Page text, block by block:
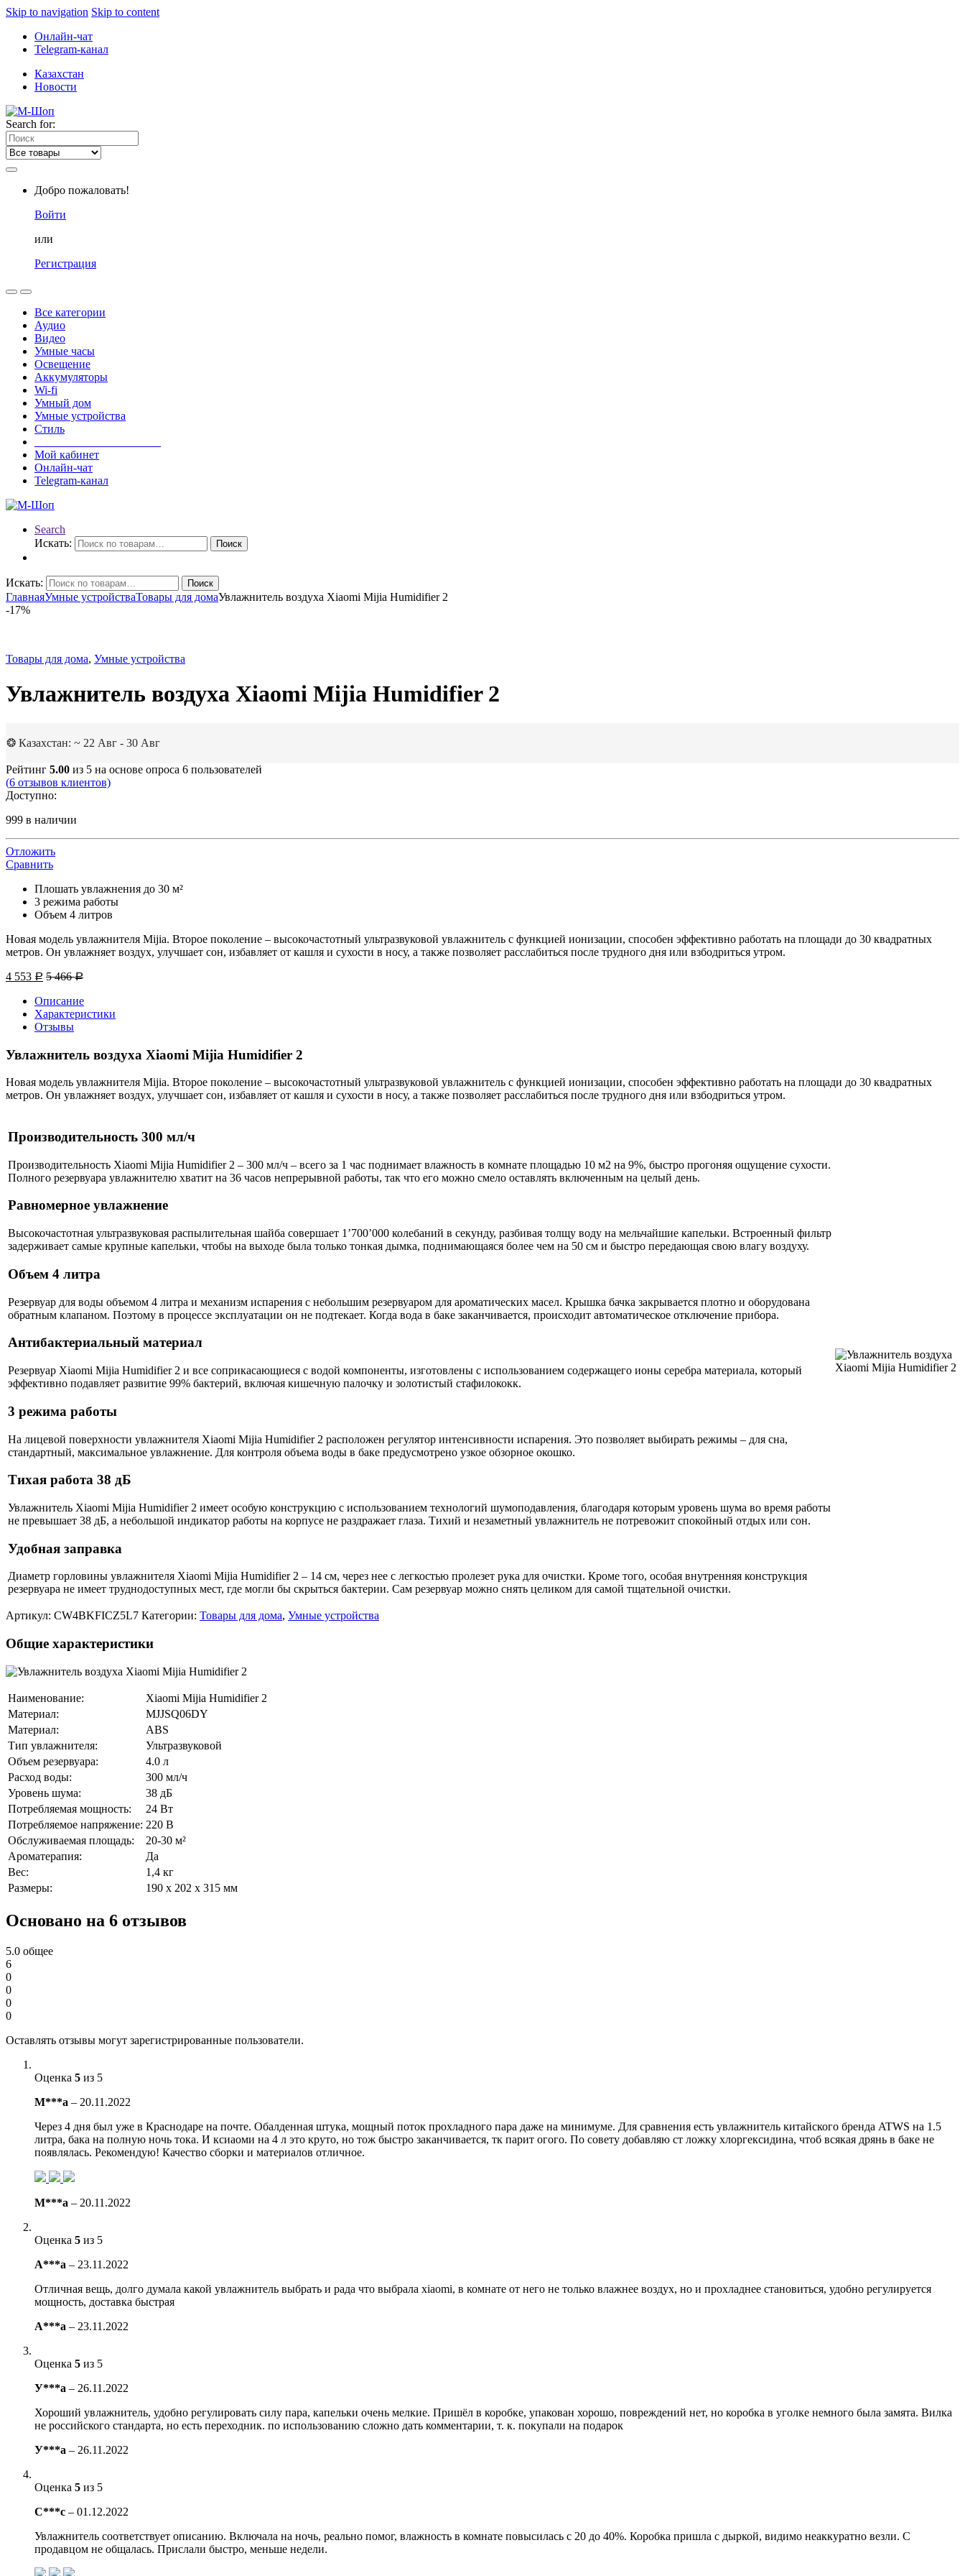
Skip to navigation Skip to content
Онлайн-чат
Telegram-канал
Казахстан
Новости
Search for:
Добро пожаловать!
Войти
или
Регистрация
Все категории
Аудио
Видео
Умные часы
Освещение
Аккумуляторы
Wi-fi
Умный дом
Умные устройства
Стиль
Мой кабинет
Онлайн-чат
Telegram-канал
Search
Искать:
Поиск
Искать: Поиск
ГлавнаяУмные устройстваТовары для домаУвлажнитель воздуха Xiaomi Mijia Humidifier 2
-17%
Товары для дома, Умные устройства
Увлажнитель воздуха Xiaomi Mijia Humidifier 2
❂ Казахстан: ~ 22 Авг - 30 Авг
Рейтинг 5.00 из 5 на основе опроса 6 пользователей
(6 отзывов клиентов)
Доступно:
999 в наличии
Отложить
Сравнить
Плошать увлажнения до 30 м²
3 режима работы
Объем 4 литров
Новая модель увлажнителя Mijia. Второе поколение – высокочастотный ультразвуковой увлажнитель с функцией ионизации, способен эффективно работать на площади до 30 квадратных
метров. Он увлажняет воздух, улучшает сон, избавляет от кашля и сухости в носу, а также позволяет расслабиться после трудного дня или взбодриться утром.
4 553 Р 5 466Р
Описание
Характеристики
Отзывы
Увлажнитель воздуха Xiaomi Mijia Humidifier 2
Новая модель увлажнителя Mijia. Второе поколение – высокочастотный ультразвуковой увлажнитель с функцией ионизации, способен эффективно работать на площади до 30 квадратных
метров. Он увлажняет воздух, улучшает сон, избавляет от кашля и сухости в носу, а также позволяет расслабиться после трудного дня или взбодриться утром.
Производительность 300 мл/ч
Производительность Xiaomi Mijia Humidifier 2 – 300 мл/ч – всего за 1 час поднимает влажность в комнате площадью 10 м2 на 9%, быстро прогоняя ощущение сухости.
Полного резервуара увлажнителю хватит на 36 часов непрерывной работы, так что его можно смело оставлять включенным на целый день.
Равномерное увлажнение
Высокочастотная ультразвуковая распылительная шайба совершает 1’700’000 колебаний в секунду, разбивая толщу воду на мельчайшие капельки. Встроенный фильтр
задерживает самые крупные капельки, чтобы на выходе была только тонкая дымка, поднимающаяся более чем на 50 см и быстро передающая свою влагу воздуху.
Объем 4 литра
Резервуар для воды объемом 4 литра и механизм испарения с небольшим резервуаром для ароматических масел. Крышка бачка закрывается плотно и оборудована
обратным клапаном. Поэтому в процессе эксплуатации он не подтекает. Когда вода в баке заканчивается, происходит автоматическое отключение прибора.
Антибактериальный материал
Резервуар Xiaomi Mijia Humidifier 2 и все соприкасающиеся с водой компоненты, изготовлены с использованием содержащего ионы серебра материала, который
эффективно подавляет развитие 99% бактерий, включая кишечную палочку и золотистый стафилококк.
3 режима работы
На лицевой поверхности увлажнителя Xiaomi Mijia Humidifier 2 расположен регулятор интенсивности испарения. Это позволяет выбирать режимы – для сна,
стандартный, максимальное увлажнение. Для контроля объема воды в баке предусмотрено узкое обзорное окошко.
Тихая работа 38 дБ
Увлажнитель Xiaomi Mijia Humidifier 2 имеет особую конструкцию с использованием технологий шумоподавления, благодаря которым уровень шума во время работы
не превышает 38 дБ, а небольшой индикатор работы на корпусе не раздражает глаза. Тихий и незаметный увлажнитель не потревожит спокойный отдых или сон.
Удобная заправка
Диаметр горловины увлажнителя Xiaomi Mijia Humidifier 2 – 14 см, через нее с легкостью пролезет рука для очистки. Кроме того, особая внутренняя конструкция
резервуара не имеет труднодоступных мест, где могли бы скрыться бактерии. Сам резервуар можно снять целиком для самой тщательной очистки.
Артикул: CW4BKFICZ5L7 Категории: Товары для дома, Умные устройства
Общие характеристики
Наименование:
Xiaomi Mijia Humidifier 2
Материал:
MJJSQ06DY
Материал:
ABS
Тип увлажнителя:
Ультразвуковой
Объем резервуара:
4.0 л
Расход воды:
300 мл/ч
Уровень шума:
38 дБ
Потребляемая мощность:
24 Вт
Потребляемое напряжение: 220 В
Обслуживаемая площадь:
20-30 м²
Ароматерапия:
Да
Вес:
1,4 кг
Размеры:
190 х 202 х 315 мм
Основано на 6 отзывов
5.0 общее
6
0
0
0
0
Оставлять отзывы могут зарегистрированные пользователи.
Оценка 5 из 5
М***а – 20.11.2022
Через 4 дня был уже в Краснодаре на почте. Обалденная штука, мощный поток прохладного пара даже на минимуме. Для сравнения есть увлажнитель китайского бренда ATWS на 1.5
литра, бака на полную ночь тока. И ксиаоми на 4 л это круто, но тож быстро заканчивается, тк парит огого. По совету добавляю ст ложку хлоргексидина, чтоб всякая дрянь в баке не
появлялась. Рекомендую! Качество сборки и материалов отличное.
М***а – 20.11.2022
Оценка 5 из 5
А***а – 23.11.2022
Отличная вещь, долго думала какой увлажнитель выбрать и рада что выбрала xiaomi, в комнате от него не только влажнее воздух, но и прохладнее становиться, удобно регулируется
мощность, доставка быстрая
А***а – 23.11.2022
Оценка 5 из 5
У***а – 26.11.2022
Хороший увлажнитель, удобно регулировать силу пара, капельки очень мелкие. Пришёл в коробке, упакован хорошо, повреждений нет, но коробка в уголке немного была замята. Вилка
не российского стандарта, но есть переходник. по использованию сложно дать комментарии, т. к. покупали на подарок
У***а – 26.11.2022
Оценка 5 из 5
С***с – 01.12.2022
Увлажнитель соответствует описанию. Включала на ночь, реально помог, влажность в комнате повысилась с 20 до 40%. Коробка пришла с дыркой, видимо неаккуратно везли. С
продавцом не общалась. Прислали быстро, меньше недели.